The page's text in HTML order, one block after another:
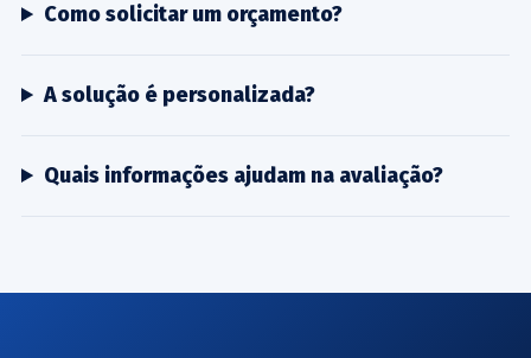
Como solicitar um orçamento?
A solução é personalizada?
Quais informações ajudam na avaliação?